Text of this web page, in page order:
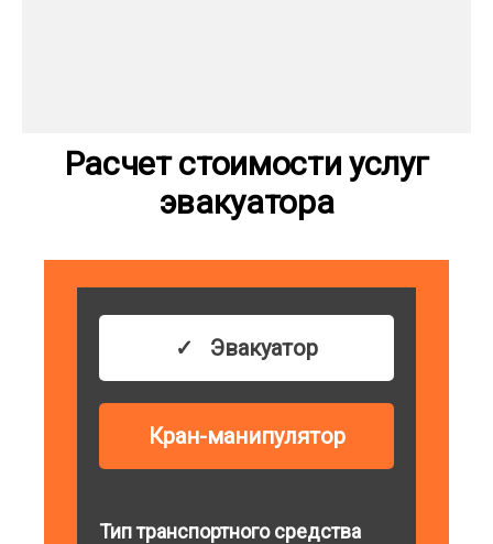
Расчет стоимости услуг
эвакуатора
Эвакуатор
Кран-манипулятор
Тип транспортного средства